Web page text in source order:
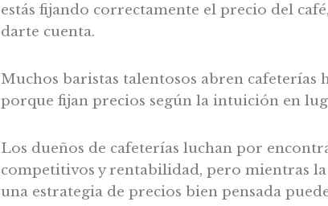
estás fijando correctamente el precio del
darte cuenta.
Muchos baristas talentosos abren cafeterías
porque fijan precios según la intuición en
Los dueños de cafeterías luchan por
competitivos y rentabilidad, pero mientras la
una estrategia de precios bien pensada